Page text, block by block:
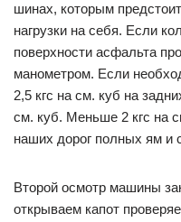
шинах, которым
нагрузки на себя. Если
поверхности асфальта
манометром. Если
2,5 кгс на см. куб на
см. куб. Меньше 2 кгс на
наших дорог полных ям и
Второй осмотр машины
открываем капот